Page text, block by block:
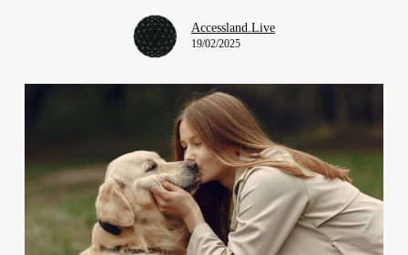
Accessland.Live
19/02/2025